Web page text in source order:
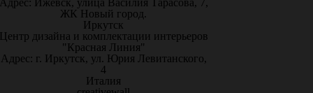
Ижевск, улица Василия Тарасова, 7,
ЖК Новый город.
Иркутск
дизайна и комплектации интерьеров
"Красная Линия"
Адрес: г. Иркутск, ул. Юрия Левитанского,
4
Италия